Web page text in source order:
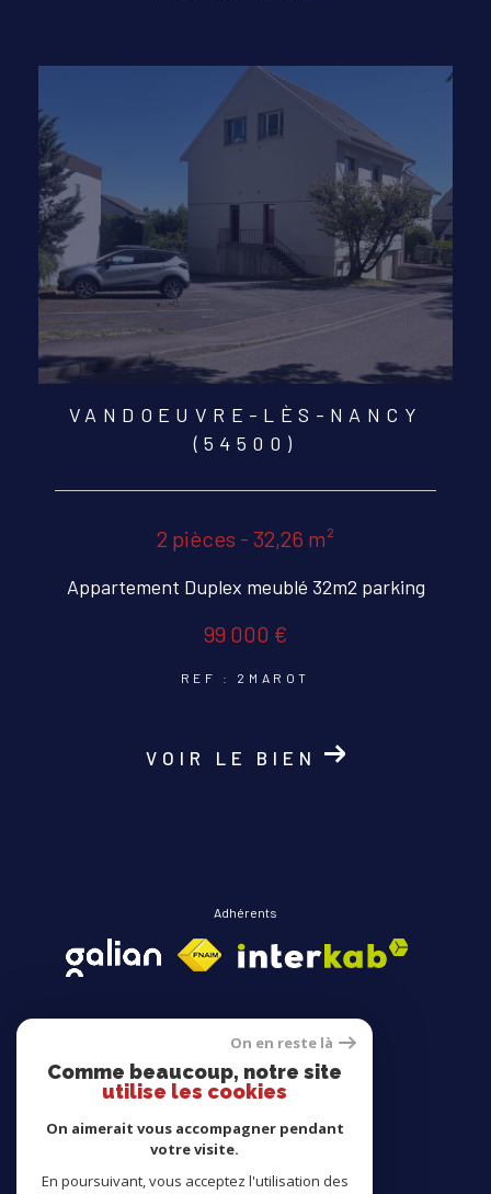
VANDOEUVRE-LÈS-NANCY
(54500)
2 pièces - 32,26 m²
Appartement Duplex meublé 32m2 parking
99 000 €
REF : 2MAROT
VOIR LE BIEN
Adhérents
Avis clients
On en reste là
Comme beaucoup, notre site
utilise les cookies
On aimerait vous accompagner pendant
votre visite.
En poursuivant, vous acceptez l'utilisation des